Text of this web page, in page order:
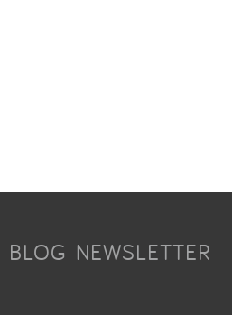
BLOG NEWSLETTER